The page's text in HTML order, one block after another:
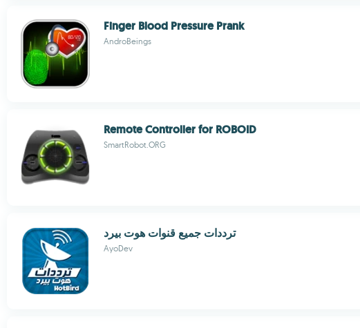
Finger Blood Pressure Prank
AndroBeings
Remote Controller for ROBOID
SmartRobot.ORG
ترددات جميع قنوات هوت بيرد
AyoDev